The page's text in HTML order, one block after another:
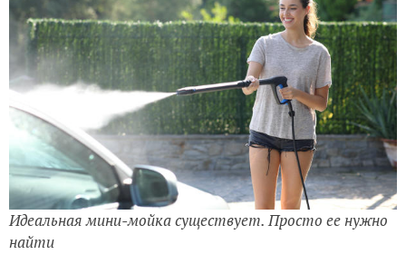
Идеальная мини-мойка существует. Просто ее нужно
найти